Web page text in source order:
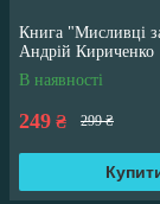
Книга "Мисливці
Андрій Кириченко
В наявності
249 ₴ 299 ₴